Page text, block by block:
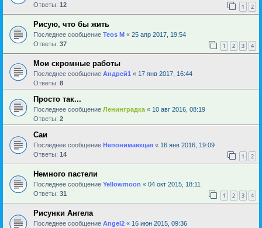
Ответы: 12 1 2
Рисую, что бы жить
Последнее сообщение Teos M « 25 апр 2017, 19:54
Ответы: 37 1 2 3 4
Мои скромные работы
Последнее сообщение Андрей1 « 17 янв 2017, 16:44
Ответы: 8
Просто так...
Последнее сообщение Ленинградка « 10 авг 2016, 08:19
Ответы: 2
Саи
Последнее сообщение Непонимающая « 16 янв 2016, 19:09
Ответы: 14 1 2
Немного пастели
Последнее сообщение Yellowmoon « 04 окт 2015, 18:11
Ответы: 31 1 2 3 4
Рисунки Ангела
Последнее сообщение Angel2 « 16 июн 2015, 09:36